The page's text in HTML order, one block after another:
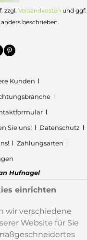
zzgl. Versandkosten und ggf.
beschrieben.
Kunden
Sie uns!
Datenschutz
Zahlungsarten
Hufnagel
einrichten
wir verschiedene
Website für Sie